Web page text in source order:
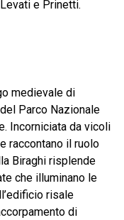
e Prinetti.
medievale di
Parco Nazionale
Incorniciata da vicoli
raccontano il ruolo
Biraghi risplende
che illuminano le
risale
di